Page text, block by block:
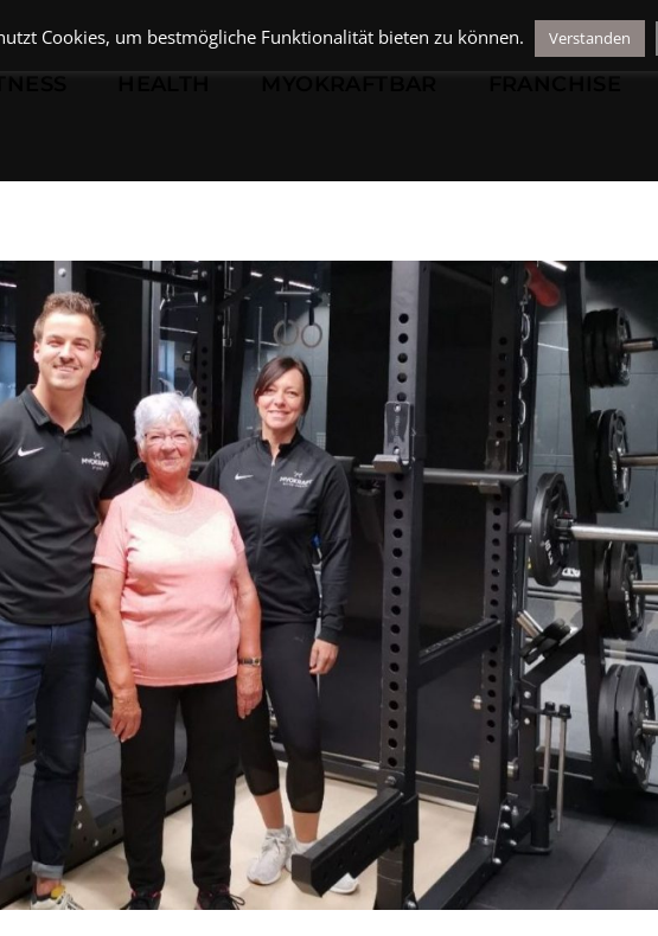
BLOG
HEALTH MYOKRAFTBAR FRANCHISE
Cookies, um bestmögliche Funktionalität bieten zu können. Verstanden